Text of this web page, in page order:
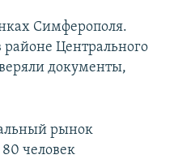
Симферополя.
районе Центрального
документы,
рынок
человек